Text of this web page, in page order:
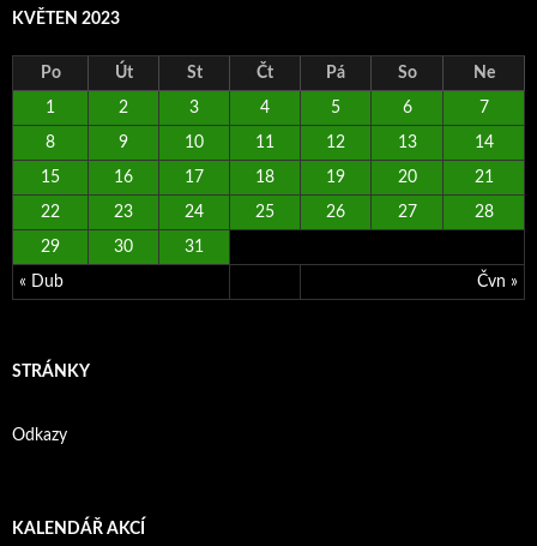
KVĚTEN 2023
Po Út St Čt Pá So Ne
« Dub Čvn »
1 2 3 4 5 6 7
8 9 10 11 12 13 14
15 16 17 18 19 20 21
22 23 24 25 26 27 28
29 30 31
STRÁNKY
Odkazy
KALENDÁŘ AKCÍ